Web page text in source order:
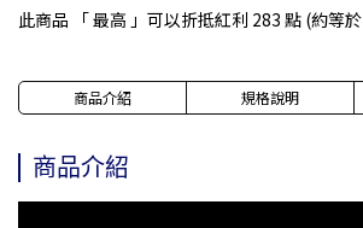
此商品 「 最高 」可以折抵紅利 283 點 (約等於
商品介紹 規格說明
商品介紹